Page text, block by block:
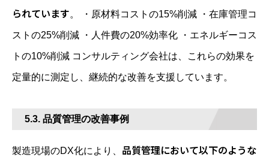
られています。 ・原材料コストの15%削減 ・在庫管理コ
ストの25%削減 ・人件費の20%効率化 ・エネルギーコス
トの10%削減 コンサルティング会社は、これらの効果を
定量的に測定し、継続的な改善を支援しています。
5.3. 品質管理の改善事例
製造現場のDX化により、 品質管理において以下のような